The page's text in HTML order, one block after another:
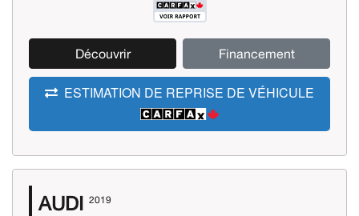
Découvrir Financement
ESTIMATION DE REPRISE DE VÉHICULE
AUDI 2019